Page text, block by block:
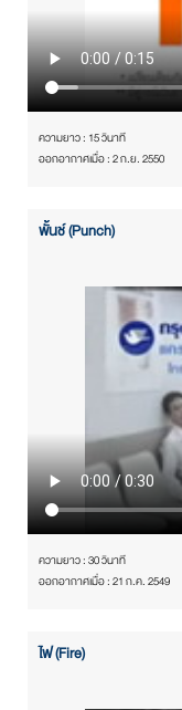
ความยาว : 15 วินาที
ออกอากาศเมื่อ : 2 ก.ย. 2550
พั้นช์ (Punch)
ความยาว : 30 วินาที
ออกอากาศเมื่อ : 21 ก.ค. 2549
ไฟ (Fire)